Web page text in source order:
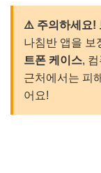
⚠️ 주의하세요!
나침반 앱을 보
트폰 케이스,
근처에서는 피
어요!